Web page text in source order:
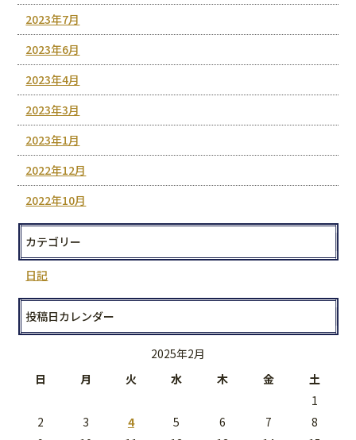
2023年7月
2023年6月
2023年4月
2023年3月
2023年1月
2022年12月
2022年10月
カテゴリー
日記
投稿日カレンダー
2025年2月
日
月 火 水 木 金
土
1
2
3 4 5 6 7
8